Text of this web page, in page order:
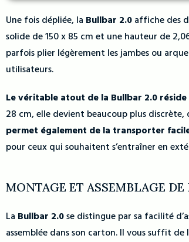
Une fois dépliée, la Bullbar 2.0 affiche des
solide de 150 x 85 cm et une hauteur de
parfois plier légèrement les jambes ou
utilisateurs.
Le véritable atout de la Bullbar 2.0
28 cm, elle devient beaucoup plus discrète,
permet également de la transporter
pour ceux qui souhaitent s’entraîner en
MONTAGE ET ASSEMBLAGE
La Bullbar 2.0se distingue par sa facilité
assemblée dans son carton. Il vous suffit